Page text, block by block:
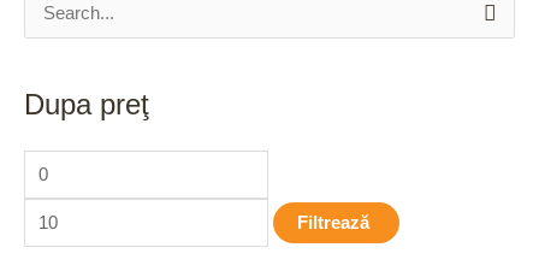
h
Dupa preţ
Filtrează